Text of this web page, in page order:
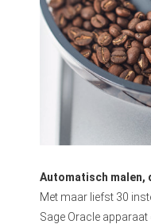
Automatisch malen,
Met maar liefst 30
Sage Oracle